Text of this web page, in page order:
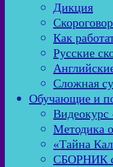
Дикция
Как
Русские
Сложная
Обучающие и
Видеокурс
Методика
«Тайна
СБОРНИК